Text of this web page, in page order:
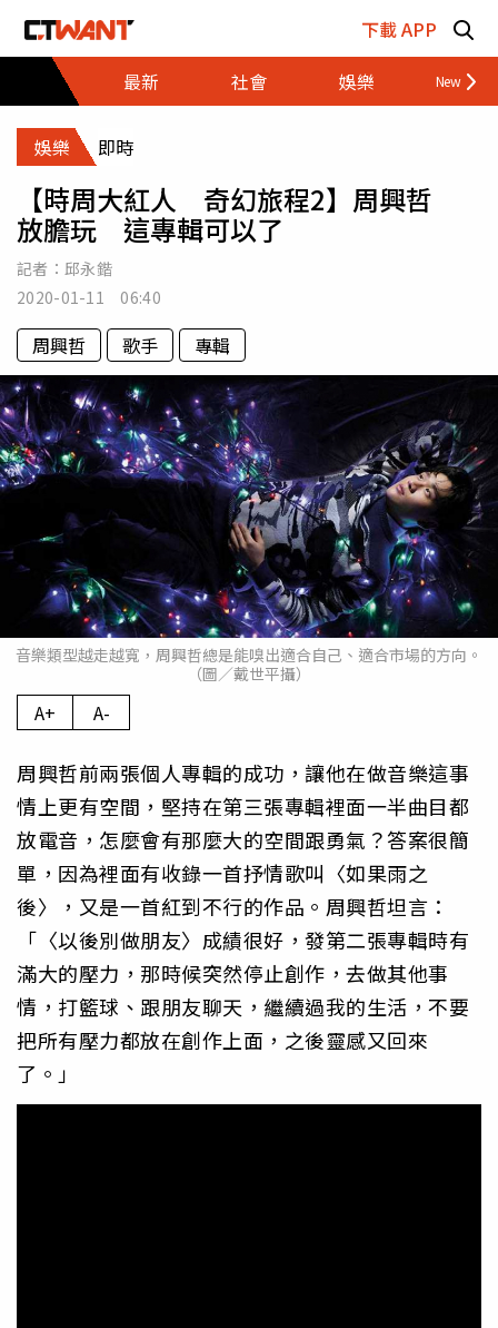
下載 APP
最新
社會 娛樂 財經
娛樂 即時
【時周大紅人 奇幻旅程2】周興哲
放膽玩 這專輯可以了
記者： 邱永鍇
2020-01-11 06:40
周興哲 歌手 專輯
音樂類型越走越寬，周興哲總是能嗅出適合自己、適合市場的方向。
（圖／戴世平攝）
A+ A-
周興哲前兩張個人專輯的成功，讓他在做音樂這事
情上更有空間，堅持在第三張專輯裡面一半曲目都
放電音，怎麼會有那麼大的空間跟勇氣？答案很簡
單，因為裡面有收錄一首抒情歌叫〈如果雨之
後〉，又是一首紅到不行的作品。周興哲坦言：
「〈以後別做朋友〉成績很好，發第二張專輯時有
滿大的壓力，那時候突然停止創作，去做其他事
情，打籃球、跟朋友聊天，繼續過我的生活，不要
把所有壓力都放在創作上面，之後靈感又回來
了。」